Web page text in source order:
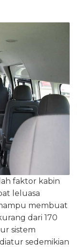
faktor kabin
leluasa
membuat
dari 170
sistem
sedemikian